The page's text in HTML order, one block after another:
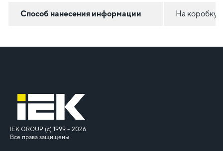
Способ нанесения информации На коробку
IEK GROUP (c) 1999 – 2026
Все права защищены